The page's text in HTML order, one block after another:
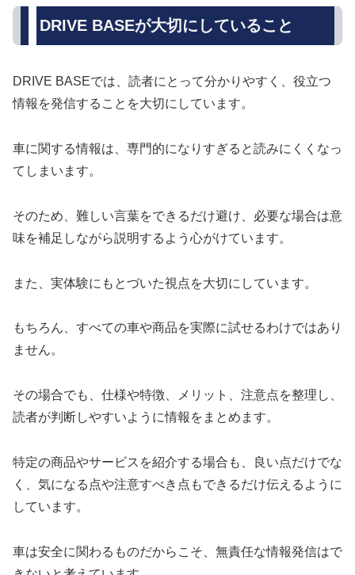
DRIVE BASEが大切にしていること
DRIVE BASEでは、読者にとって分かりやすく、役立つ
情報を発信することを大切にしています。
車に関する情報は、専門的になりすぎると読みにくくなっ
てしまいます。
そのため、難しい言葉をできるだけ避け、必要な場合は意
味を補足しながら説明するよう心がけています。
また、実体験にもとづいた視点を大切にしています。
もちろん、すべての車や商品を実際に試せるわけではあり
ません。
その場合でも、仕様や特徴、メリット、注意点を整理し、
読者が判断しやすいように情報をまとめます。
特定の商品やサービスを紹介する場合も、良い点だけでな
く、気になる点や注意すべき点もできるだけ伝えるように
しています。
車は安全に関わるものだからこそ、無責任な情報発信はで